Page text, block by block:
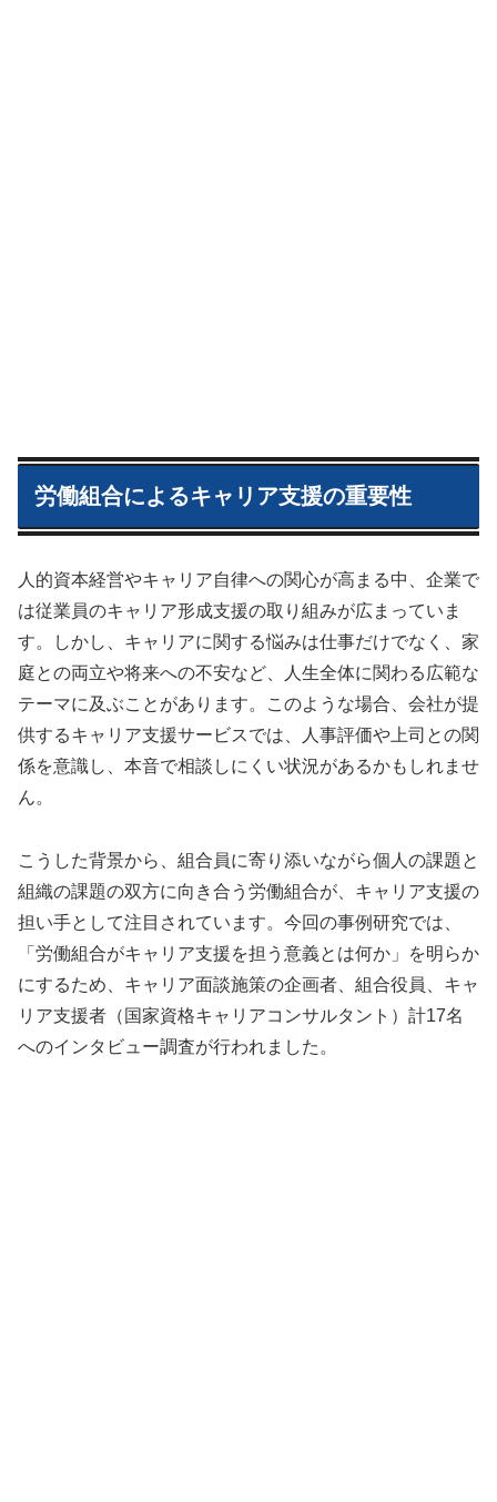
労働組合によるキャリア支援の重要性
人的資本経営やキャリア自律への関心が高まる中、企業で
は従業員のキャリア形成支援の取り組みが広まっていま
す。しかし、キャリアに関する悩みは仕事だけでなく、家
庭との両立や将来への不安など、人生全体に関わる広範な
テーマに及ぶことがあります。このような場合、会社が提
供するキャリア支援サービスでは、人事評価や上司との関
係を意識し、本音で相談しにくい状況があるかもしれませ
ん。
こうした背景から、組合員に寄り添いながら個人の課題と
組織の課題の双方に向き合う労働組合が、キャリア支援の
担い手として注目されています。今回の事例研究では、
「労働組合がキャリア支援を担う意義とは何か」を明らか
にするため、キャリア面談施策の企画者、組合役員、キャ
リア支援者（国家資格キャリアコンサルタント）計17名
へのインタビュー調査が行われました。